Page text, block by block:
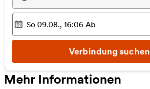
Ausgewählter Zeitpunkt
So 09.08., 16:06 Ab
Verbindung suchen
Mehr Informationen